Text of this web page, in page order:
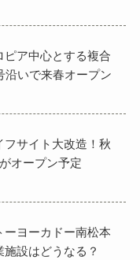
ピア中心とする複合
沿いで来春オープン
フサイト大改造！秋
オープン予定
ーヨーカドー南松本
設はどうなる？